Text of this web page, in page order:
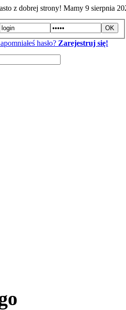
z dobrej strony! Mamy 9 sierpnia
hasło? Zarejestruj się!